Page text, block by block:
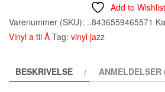
Add to Wishlist
Varenummer (SKU): ..8436559465571
Vinyl a til Å Tag: vinyl jazz
BESKRIVELSE ANMELDELSER